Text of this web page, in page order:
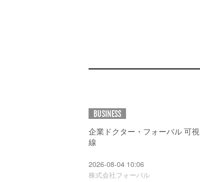
BUSINESS
企業ドクター・フォーバル 可
線
2026-08-04 10:06
株式会社フォーバル